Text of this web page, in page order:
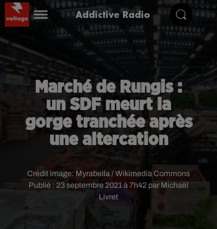
Addictive Radio
Marché de Rungis :
un SDF meurt la
gorge tranchée après
une altercation
Publié : 23 septembre 2021 à 7h42 par Michaël
Livret
Crédit image: Myrabella / Wikimedia Commons